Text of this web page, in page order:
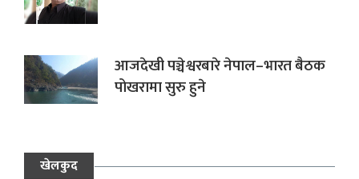
आजदेखी पञ्चेश्वरबारे नेपाल–भारत बैठक
पोखरामा सुरु हुने
खेलकुद